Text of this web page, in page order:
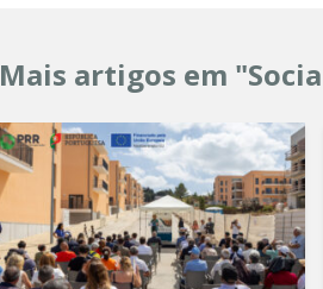
Mais artigos em